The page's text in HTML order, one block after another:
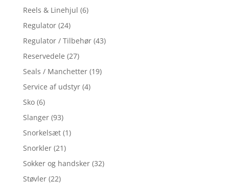
Reels & Linehjul (6)
Regulator (24)
Regulator / Tilbehør (43)
Reservedele (27)
Seals / Manchetter (19)
Service af udstyr (4)
Sko (6)
Slanger (93)
Snorkelsæt (1)
Snorkler (21)
Sokker og handsker (32)
Støvler (22)